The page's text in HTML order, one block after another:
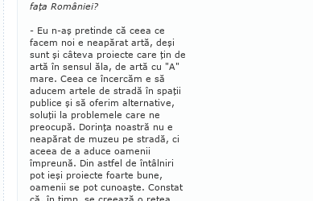
faţa României?
- Eu n-aş pretinde că ceea ce
facem noi e neapărat artă, deşi
sunt şi câteva proiecte care ţin de
artă în sensul ăla, de artă cu "A"
mare. Ceea ce încercăm e să
aducem artele de stradă în spaţii
publice şi să oferim alternative,
soluţii la problemele care ne
preocupă. Do­rinţa noastră nu e
neapărat de muzeu pe stradă, ci
aceea de a aduce oamenii
împreună. Din astfel de în­tâlniri
pot ieşi proiecte foarte bune,
oamenii se pot cu­noaşte. Constat